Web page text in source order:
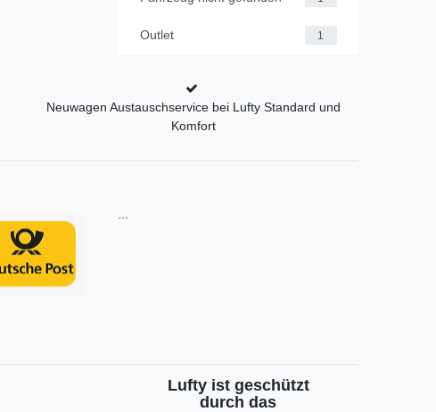
Outlet 1
Neuwagen Austauschservice bei Lufty Standard und
Komfort
Lufty ist geschützt
durch das